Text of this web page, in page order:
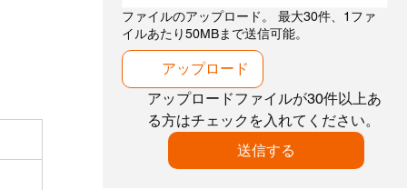
ファイルのアップロード。 最大30件、1ファ
イルあたり50MBまで送信可能。
アップロード
アップロードファイルが30件以上あ
る方はチェックを入れてください。
送信する